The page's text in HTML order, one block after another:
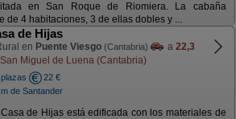
en San Roque de Riomiera. La cabaña
de 4 habitaciones, 3 de ellas dobles y ...
de Hijas
en Puente Viesgo (Cantabria) a 22,3
Miguel de Luena (Cantabria)
22 €
de Santander
de Hijas está edificada con los materiales de